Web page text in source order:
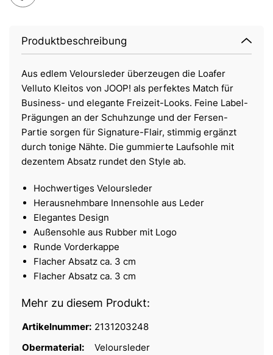
Produktbeschreibung
Aus edlem Veloursleder überzeugen die Loafer
Velluto Kleitos von JOOP! als perfektes Match für
Business- und elegante Freizeit-Looks. Feine Label-
Prägungen an der Schuhzunge und der Fersen-
Partie sorgen für Signature-Flair, stimmig ergänzt
durch tonige Nähte. Die gummierte Laufsohle mit
dezentem Absatz rundet den Style ab.
Hochwertiges Veloursleder
Herausnehmbare Innensohle aus Leder
Elegantes Design
Außensohle aus Rubber mit Logo
Runde Vorderkappe
Flacher Absatz ca. 3 cm
Flacher Absatz ca. 3 cm
Mehr zu diesem Produkt:
Artikelnummer: 2131203248
Obermaterial:
Veloursleder